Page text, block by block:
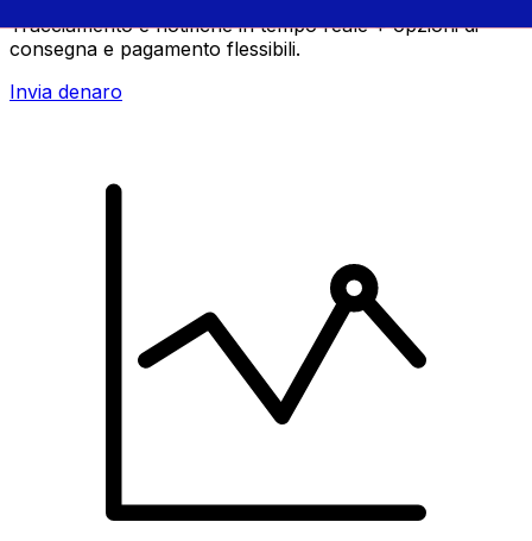
Tracciamento e notifiche in tempo reale + opzioni di
consegna e pagamento flessibili.
Invia denaro